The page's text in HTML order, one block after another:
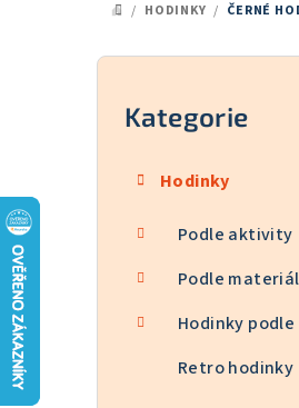
DOMŮ
/ HODINKY / ČERNÉ
P
Přeskočit
kategorie
Kategorie
Hodinky
Podle aktivity
Podle
Hodinky
Retro hodinky